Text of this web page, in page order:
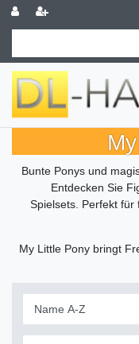
Bunte Ponys und
Entdecken Sie
Spielsets. Perfekt für
My Little Pony bringt